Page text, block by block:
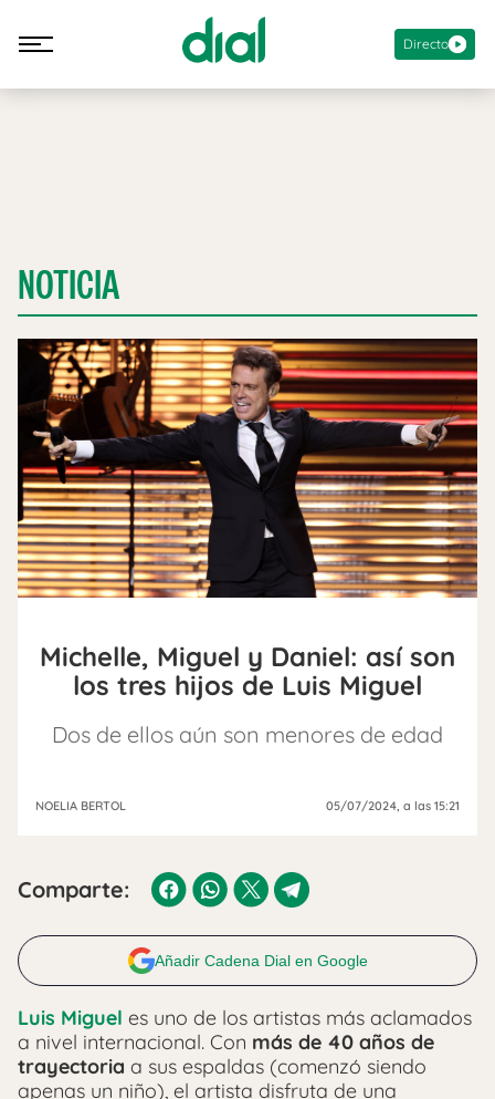
Directo
NOTICIA
Michelle, Miguel y Daniel: así son
los tres hijos de Luis Miguel
Dos de ellos aún son menores de edad
NOELIA BERTOL 05/07/2024, a las 15:21
Comparte:
Añadir Cadena Dial en Google
Luis Miguel es uno de los artistas más aclamados
a nivel internacional. Con más de 40 años de
trayectoria a sus espaldas (comenzó siendo
apenas un niño), el artista disfruta de una